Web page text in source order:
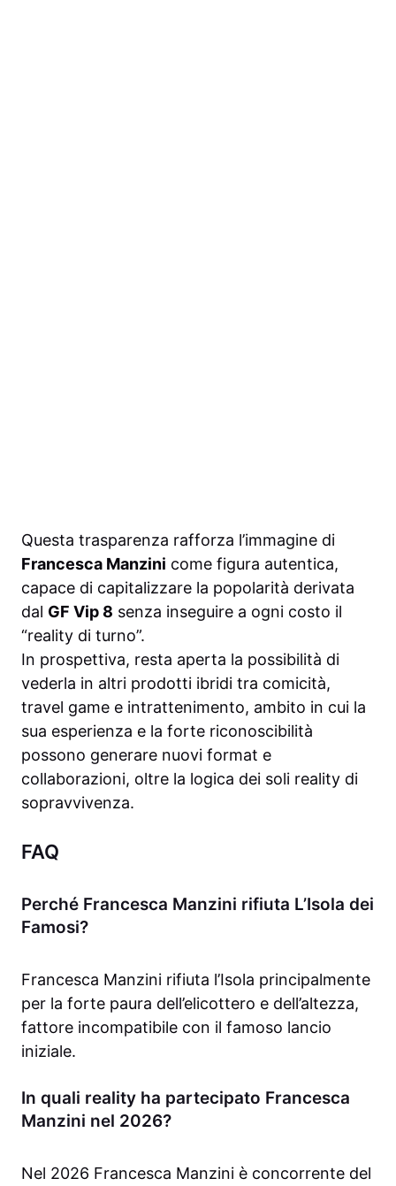
Questa trasparenza rafforza l’immagine di
Francesca Manzini come figura autentica,
capace di capitalizzare la popolarità derivata
dal GF Vip 8 senza inseguire a ogni costo il
“reality di turno”.
In prospettiva, resta aperta la possibilità di
vederla in altri prodotti ibridi tra comicità,
travel game e intrattenimento, ambito in cui la
sua esperienza e la forte riconoscibilità
possono generare nuovi format e
collaborazioni, oltre la logica dei soli reality di
sopravvivenza.
FAQ
Perché Francesca Manzini rifiuta L’Isola dei
Famosi?
Francesca Manzini rifiuta l’Isola principalmente
per la forte paura dell’elicottero e dell’altezza,
fattore incompatibile con il famoso lancio
iniziale.
In quali reality ha partecipato Francesca
Manzini nel 2026?
Nel 2026 Francesca Manzini è concorrente del